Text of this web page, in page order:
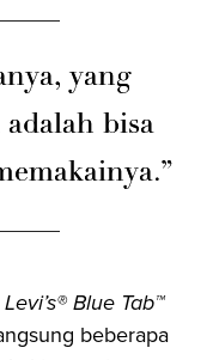
yang
bisa
Levi’s® Blue Tab™
beberapa